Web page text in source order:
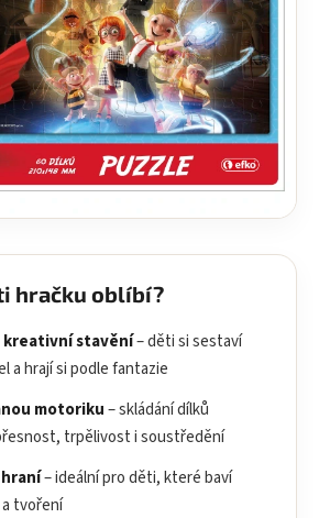
hračku oblíbí?
kreativní stavění– děti si sestaví
a hrají si podle fantazie
motoriku– skládání dílků
trpělivost i soustředění
– ideální pro děti, které baví
tvoření